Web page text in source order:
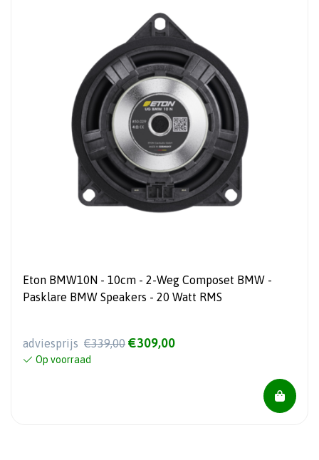
Eton BMW10N - 10cm - 2-Weg Composet BMW -
Pasklare BMW Speakers - 20 Watt RMS
adviesprijs €339,00 €309,00
Op voorraad